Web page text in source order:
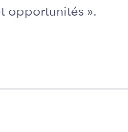
opportunités ».